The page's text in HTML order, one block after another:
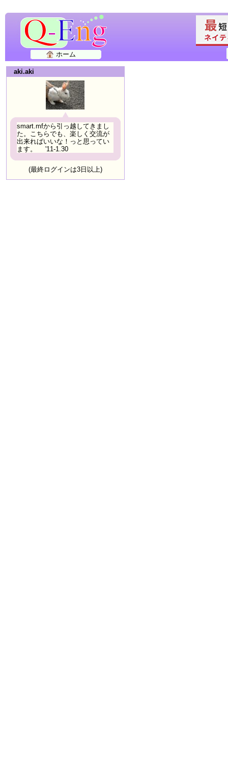
ホーム
aki.aki
smart.mfから引っ越してきまし
た。こちらでも、楽しく交流が
出来ればいいな！っと思ってい
ます。 '11-1.30
(最終ログインは3日以上)